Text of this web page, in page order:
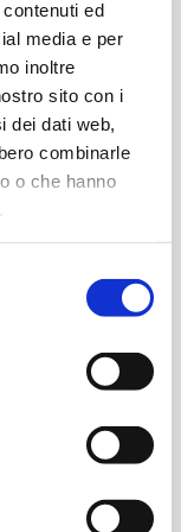
ed
media e per
inoltre
sito con i
dei dati web,
combinarle
o che hanno
€10,50
-Trasformatore
per
+
Aggiungi
per PCB
o a pannello